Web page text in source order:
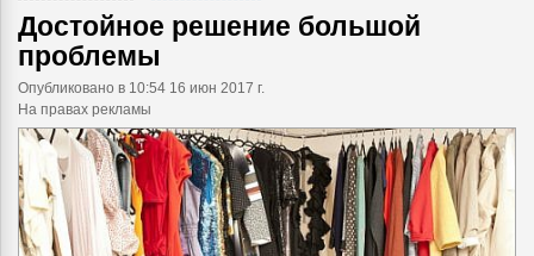
Достойное решение большой
проблемы
Опубликовано в 10:54 16 июн 2017 г.
На правах рекламы